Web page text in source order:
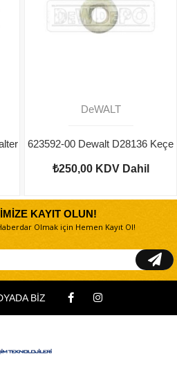
DeWALT
623592-00 Dewalt D28136 Keçe
₺250,00 KDV Dahil
KAYIT OLUN!
Olmak için Hemen Kayıt Ol!
BİZ